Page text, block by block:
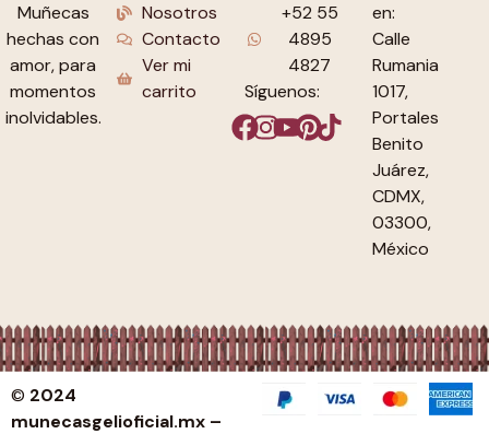
Muñecas
hechas con
amor, para
momentos
inolvidables.
Nosotros
Contacto
Ver mi
carrito
+52 55
4895
4827
Síguenos:
en:
Calle
Rumania
1017,
Portales
Benito
Juárez,
CDMX,
03300,
México
© 2024
munecasgelioficial.mx –